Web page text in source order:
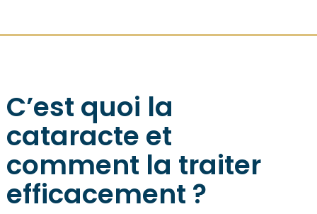
C’est quoi la
cataracte et
comment la traiter
efficacement ?